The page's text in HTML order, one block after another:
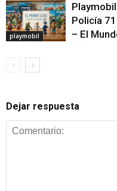
playmobil
Policía
– El
Dejar respuesta